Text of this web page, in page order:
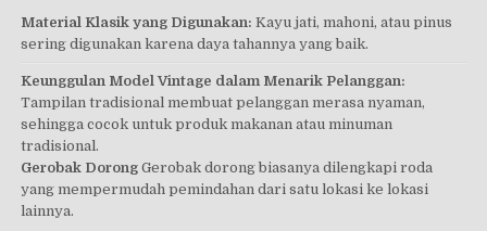
Material Klasik yang Digunakan: Kayu jati, mahoni, atau pinus
sering digunakan karena daya tahannya yang baik.
Keunggulan Model Vintage dalam Menarik Pelanggan:
Tampilan tradisional membuat pelanggan merasa nyaman,
sehingga cocok untuk produk makanan atau minuman
tradisional.
Gerobak Dorong Gerobak dorong biasanya dilengkapi roda
yang mempermudah pemindahan dari satu lokasi ke lokasi
lainnya.